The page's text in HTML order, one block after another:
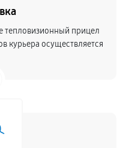
тепловизионный прицел
курьера осуществляется